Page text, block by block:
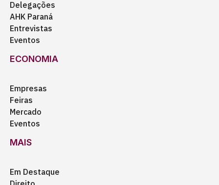
Delegações
AHK Paraná
Entrevistas
Eventos
ECONOMIA
Empresas
Feiras
Mercado
Eventos
MAIS
Em Destaque